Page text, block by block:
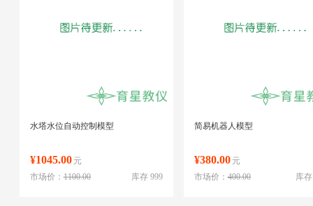
水塔水位自动控制模型
¥1045.00 元
库存 999
市场价：1100.00
简易机器人模型
¥380.00 元
库
市场价：400.00